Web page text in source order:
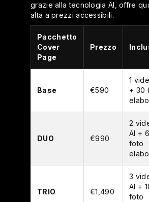
grazie alla tecnologia AI, offre
alta a prezzi accessibili.
Pacchetto
Cover
Page
Prezzo
Base €590
1
+ 30
DUO €990
2
AI +
foto
TRIO €1,490
3
AI +
foto